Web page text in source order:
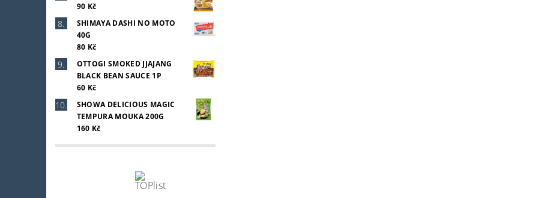
90 Kč
SHIMAYA DASHI NO MOTO
40G
80 Kč
OTTOGI SMOKED JJAJANG
BLACK BEAN SAUCE 1P
60 Kč
SHOWA DELICIOUS MAGIC
TEMPURA MOUKA 200G
160 Kč